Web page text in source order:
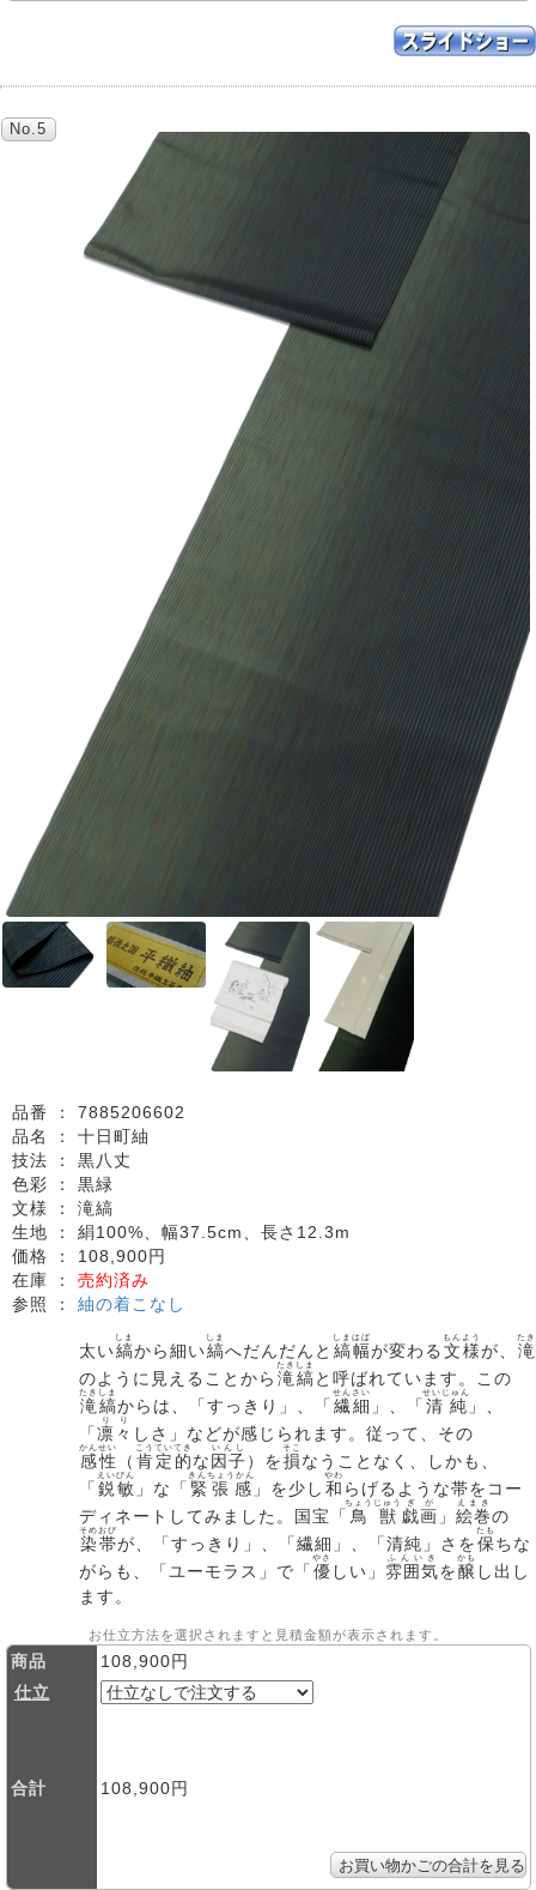
No.5
品番 ： 7885206602
品名 ： 十日町紬
技法 ： 黒八丈
色彩 ： 黒緑
文様 ： 滝縞
生地 ： 絹100%、幅37.5cm、長さ12.3m
価格 ： 108,900円
在庫 ： 売約済み
参照 ： 紬の着こなし
太い縞
しま
から細い縞
しま
へだんだんと 縞幅
しまはば
が変わる 文様
もんよう
が、 滝
たき
のように見えることから 滝縞
たきしま
と呼ばれています。この
滝縞
たきしま
からは、「すっきり」、「 繊細
せんさい
」、「 清純
せいじゅん
」、
「凛々
りり
しさ」などが感じられます。従って、その
感性
かんせい
（ 肯定的
こうていてき
な因子
いんし
）を損
そこ
なうことなく、しかも、
「 鋭敏
えいびん
」な「 緊張感
きんちょうかん
」を少し 和
やわ
らげるような帯をコー
ディネートしてみました。国宝「 鳥獣
ちょうじゅう
戯画
ぎが
」 絵巻
えまき
の
染帯
そめおび
が、「すっきり」、「繊細」、「清純」さを保
たも
ちな
がらも、「ユーモラス」で「 優
やさ
しい」 雰囲気
ふんいき
を醸
かも
し出し
ます。
お仕立方法を選択されますと見積金額が表示されます。
商品
108,900円
仕立
合計 108,900円